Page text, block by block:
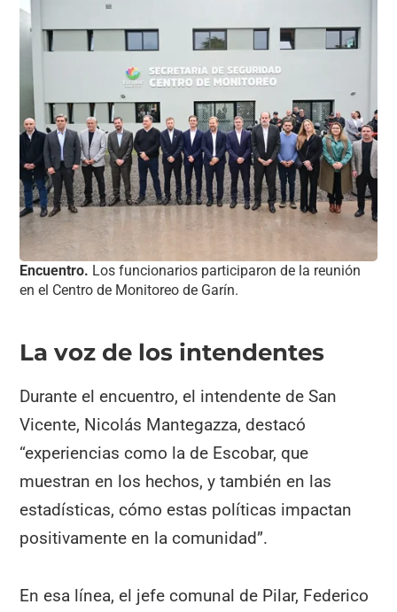
Encuentro. Los funcionarios participaron de la reunión
en el Centro de Monitoreo de Garín.
La voz de los intendentes
Durante el encuentro, el intendente de San
Vicente, Nicolás Mantegazza, destacó
“experiencias como la de Escobar, que
muestran en los hechos, y también en las
estadísticas, cómo estas políticas impactan
positivamente en la comunidad”.
En esa línea, el jefe comunal de Pilar, Federico